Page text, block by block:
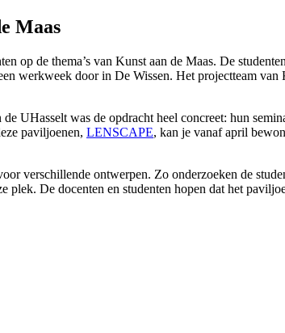
Maas
op de thema’s van Kunst aan de Maas. De
werkweek door in De Wissen. Het projectteam
UHasselt was de opdracht heel concreet: hun
paviljoenen, LENSCAPE, kan je vanaf april
verschillende ontwerpen. Zo onderzoeken de
De docenten en studenten hopen dat het